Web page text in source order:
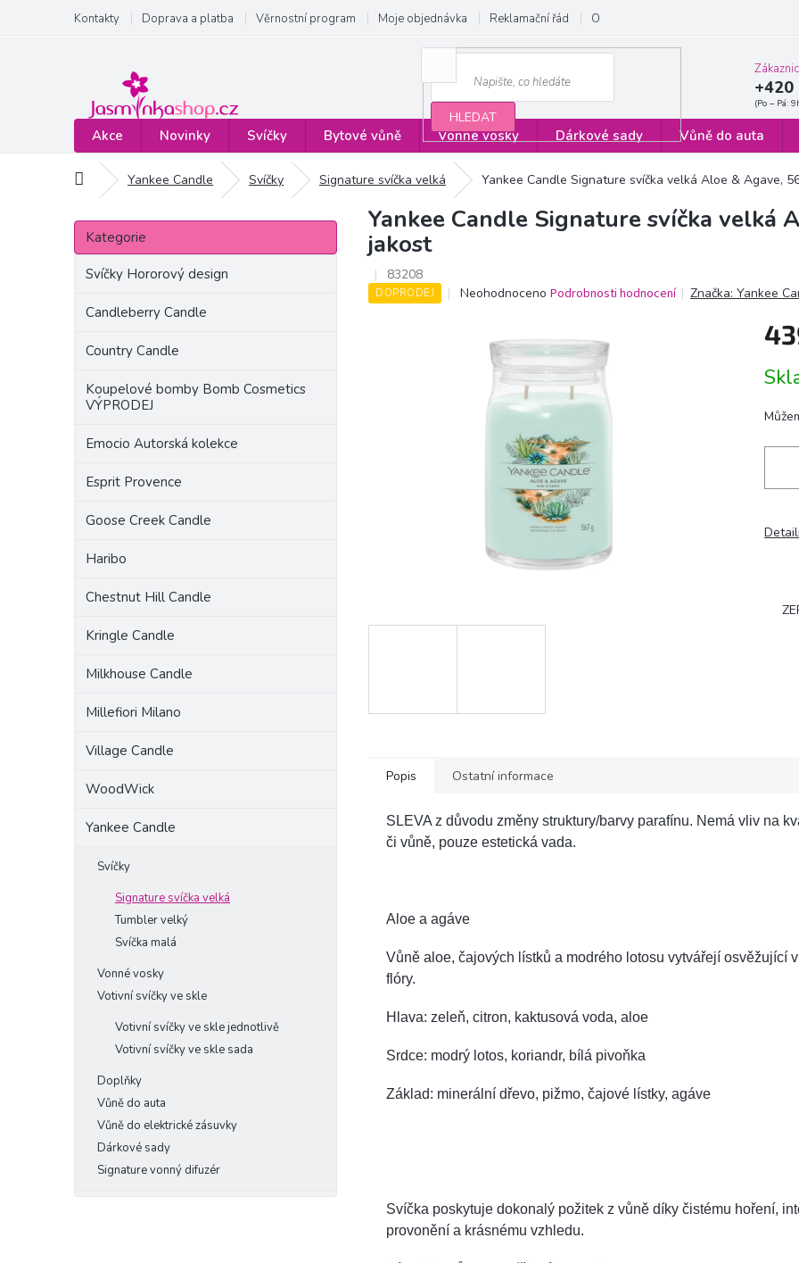
obsah
Kontakty Doprava a platba Věrnostní program Moje objednávka Reklamační řád Obchodní podmínky
HLEDAT
+420
Akce Novinky Svíčky Bytové vůně Vonné vosky Dárkové sady Vůně do auta
Domů Yankee Candle Svíčky Signature svíčka velká Yankee Candle Signature svíčka velká Aloe & Agave,
P
s
Přeskočit
kategorie
Kategorie
Svíčky Hororový design
Candleberry Candle
Country Candle
Koupelové bomby Bomb Cosmetics
VÝPRODEJ
Emocio Autorská kolekce
Esprit Provence
Goose Creek Candle
Haribo
Chestnut Hill Candle
Kringle Candle
Milkhouse Candle
Millefiori Milano
Village Candle
WoodWick
Yankee Candle
Svíčky
Signature svíčka velká
Tumbler velký
Svíčka malá
Vonné vosky
Votivní svíčky ve skle
Votivní svíčky ve skle jednotlivě
Votivní svíčky ve skle sada
Doplňky
Vůně do auta
Vůně do elektrické zásuvky
Dárkové sady
Signature vonný difuzér
Yankee Candle Signature svíčka velká
jakost
83208
DOPRODEJ
Průměrné
hvězdiček.
Neohodnoceno Podrobnosti hodnocení Značka:Yankee
cena:
Popis Ostatní informace
SLEVA z důvodu změny struktury/barvy parafínu. Nemá vliv na
či vůně, pouze estetická vada.
Aloe a agáve
Vůně aloe, čajových lístků a modrého lotosu vytvářejí osvěžující
flóry.
Hlava: zeleň, citron, kaktusová voda, aloe
Srdce: modrý lotos, koriandr, bílá pivoňka
Základ: minerální dřevo, pižmo, čajové lístky, agáve
Svíčka poskytuje dokonalý požitek z vůně díky čistému hoření,
provonění a krásnému vzhledu.